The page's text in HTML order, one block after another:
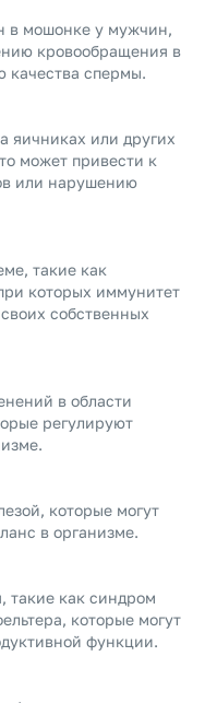
в мошонке у мужчин,
кровообращения в
качества спермы.
яичниках или других
может привести к
или нарушению
такие как
которых иммунитет
собственных
в области
регулируют
которые могут
в организме.
такие как синдром
которые могут
функции.